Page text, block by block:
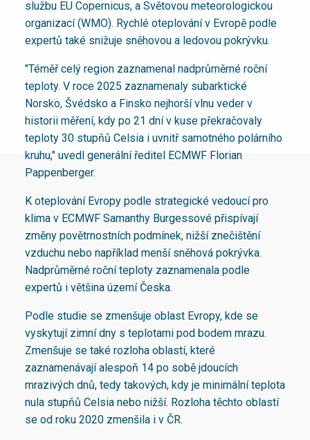
službu EU Copernicus, a Světovou meteorologickou
organizací (WMO). Rychlé oteplování v Evropě podle
expertů také snižuje sněhovou a ledovou pokrývku.
"Téměř celý region zaznamenal nadprůměrné roční
teploty. V roce 2025 zaznamenaly subarktické
Norsko, Švédsko a Finsko nejhorší vlnu veder v
historii měření, kdy po 21 dní v kuse překračovaly
teploty 30 stupňů Celsia i uvnitř samotného polárního
kruhu," uvedl generální ředitel ECMWF Florian
Pappenberger.
K oteplování Evropy podle strategické vedoucí pro
klima v ECMWF Samanthy Burgessové přispívají
změny povětrnostních podmínek, nižší znečištění
vzduchu nebo například menší sněhová pokrývka.
Nadprůměrné roční teploty zaznamenala podle
expertů i většina území Česka.
Podle studie se zmenšuje oblast Evropy, kde se
vyskytují zimní dny s teplotami pod bodem mrazu.
Zmenšuje se také rozloha oblastí, které
zaznamenávají alespoň 14 po sobě jdoucích
mrazivých dnů, tedy takových, kdy je minimální teplota
nula stupňů Celsia nebo nižší. Rozloha těchto oblastí
se od roku 2020 zmenšila i v ČR.